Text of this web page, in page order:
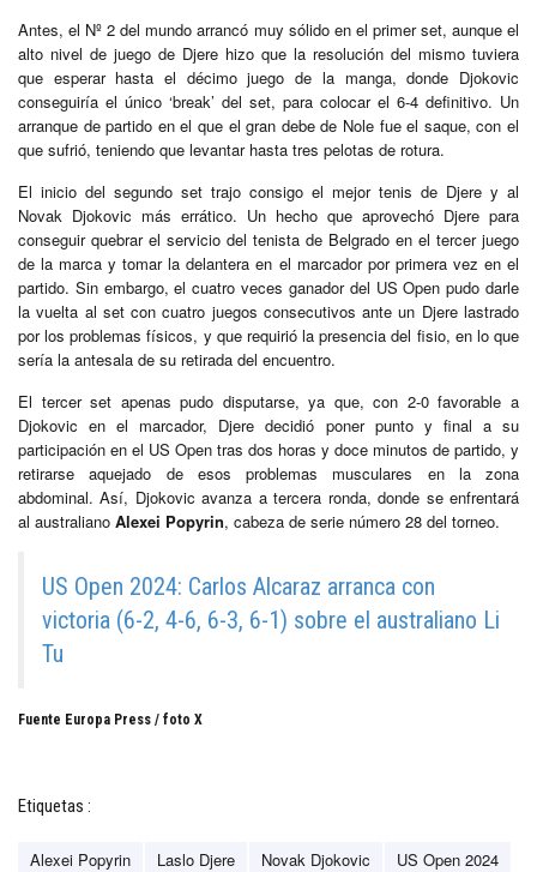
Antes, el Nº 2 del mundo arrancó muy sólido en el primer set, aunque el
alto nivel de juego de Djere hizo que la resolución del mismo tuviera
que esperar hasta el décimo juego de la manga, donde Djokovic
conseguiría el único ‘break’ del set, para colocar el 6-4 definitivo. Un
arranque de partido en el que el gran debe de Nole fue el saque, con el
que sufrió, teniendo que levantar hasta tres pelotas de rotura.
El inicio del segundo set trajo consigo el mejor tenis de Djere y al
Novak Djokovic más errático. Un hecho que aprovechó Djere para
conseguir quebrar el servicio del tenista de Belgrado en el tercer juego
de la marca y tomar la delantera en el marcador por primera vez en el
partido. Sin embargo, el cuatro veces ganador del US Open pudo darle
la vuelta al set con cuatro juegos consecutivos ante un Djere lastrado
por los problemas físicos, y que requirió la presencia del fisio, en lo que
sería la antesala de su retirada del encuentro.
El tercer set apenas pudo disputarse, ya que, con 2-0 favorable a
Djokovic en el marcador, Djere decidió poner punto y final a su
participación en el US Open tras dos horas y doce minutos de partido, y
retirarse aquejado de esos problemas musculares en la zona
abdominal. Así, Djokovic avanza a tercera ronda, donde se enfrentará
al australiano Alexei Popyrin, cabeza de serie número 28 del torneo.
US Open 2024: Carlos Alcaraz arranca con
victoria (6-2, 4-6, 6-3, 6-1) sobre el australiano Li
Tu
Fuente Europa Press / foto X
Etiquetas :
Alexei Popyrin Laslo Djere Novak Djokovic US Open 2024